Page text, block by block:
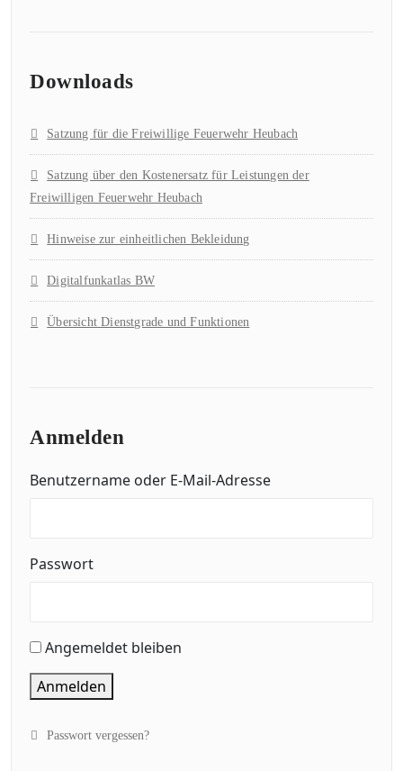
Downloads
Satzung für die Freiwillige Feuerwehr Heubach
Satzung über den Kostenersatz für Leistungen der
Freiwilligen Feuerwehr Heubach
Hinweise zur einheitlichen Bekleidung
Digitalfunkatlas BW
Übersicht Dienstgrade und Funktionen
Anmelden
Benutzername oder E-Mail-Adresse
Passwort
Angemeldet bleiben
Anmelden
Passwort vergessen?